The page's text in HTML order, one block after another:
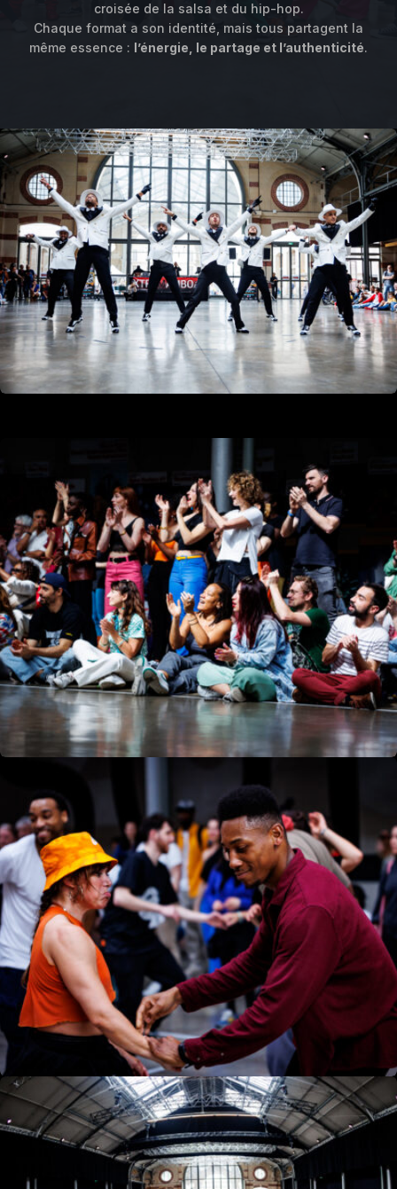
croisée de la salsa et du hip-hop.
Chaque format a son identité, mais tous partagent la
même essence : l’énergie, le partage et l’authenticité.